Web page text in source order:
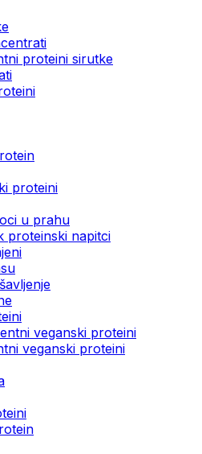
proteini sirutke
proteini
u prahu
proteinski napitci
veganski proteini
veganski proteini